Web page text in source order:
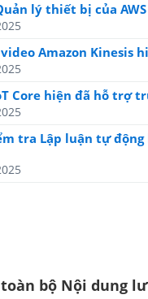
lý thiết bị của
video Amazon
Core hiện đã hỗ trợ
tra Lập luận tự
bộ Nội dung